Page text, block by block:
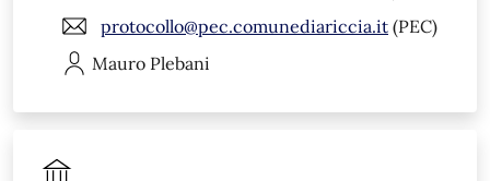
protocollo@pec.comunediariccia.it (PEC)
Mauro Plebani